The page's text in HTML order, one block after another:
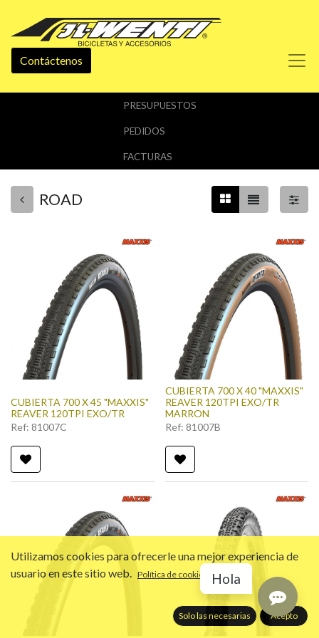
Contáctenos
PRESUPUESTOS
PEDIDOS
FACTURAS
ROAD
CUBIERTA 700 X 45 "MAXXIS"
REAVER 120TPI EXO/TR
Ref: 81007C
CUBIERTA 700 X 40 "MAXXIS"
REAVER 120TPI EXO/TR
MARRON
Ref: 81007B
Utilizamos cookies para ofrecerle una mejor experiencia de
usuario en este sitio web. Política de cookies
Solo las necesarias Acepto
Hola